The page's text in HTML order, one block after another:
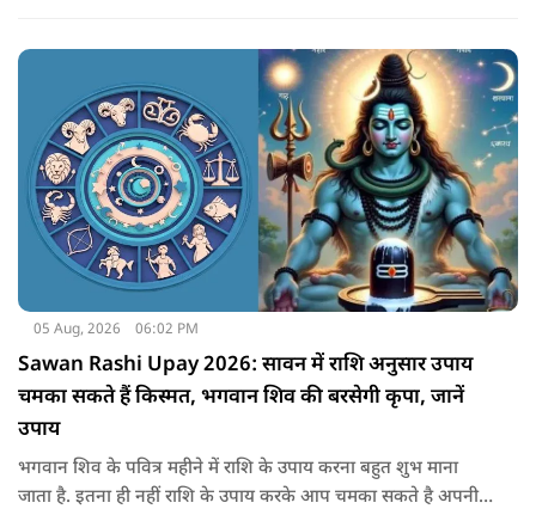
05 Aug, 2026 06:02 PM
Sawan Rashi Upay 2026: सावन में राशि अनुसार उपाय
चमका सकते हैं किस्मत, भगवान शिव की बरसेगी कृपा, जानें
उपाय
भगवान शिव के पवित्र महीने में राशि के उपाय करना बहुत शुभ माना
जाता है. इतना ही नहीं राशि के उपाय करके आप चमका सकते है अपनी